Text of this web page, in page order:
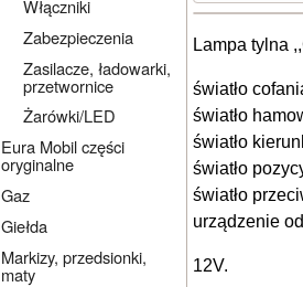
Włączniki
Zabezpieczenia
Zasilacze, ładowarki,
przetwornice
Żarówki/LED
Eura Mobil części
oryginalne
Gaz
Giełda
Markizy, przedsionki,
maty
Lampa tylna
światło
światło
światło
światło
światło
urządzenie
12V.